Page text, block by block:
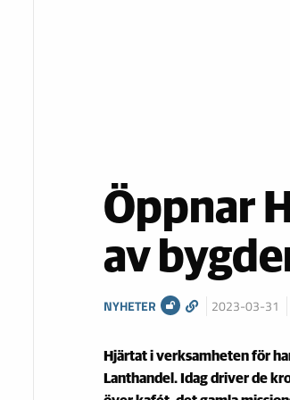
Öppnar
av
NYHETER 2023-03-31
Hjärtat i verksamheten för
Lanthandel. Idag driver de